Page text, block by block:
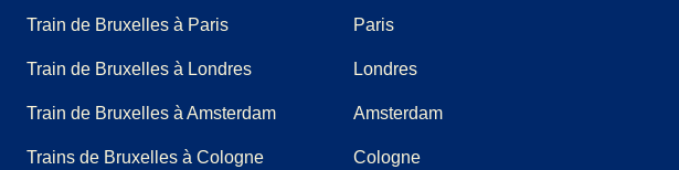
Train de Bruxelles à Paris
Train de Bruxelles à Londres
Train de Bruxelles à Amsterdam
Trains de Bruxelles à Cologne
Paris
Londres
Amsterdam
Cologne